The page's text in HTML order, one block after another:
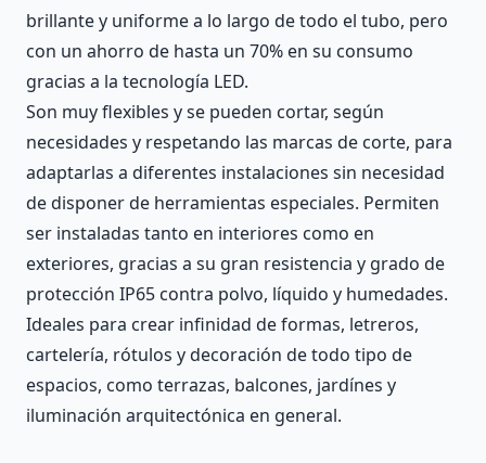
brillante y uniforme a lo largo de todo el tubo, pero
con un ahorro de hasta un 70% en su consumo
gracias a la tecnología LED.
Son muy flexibles y se pueden cortar, según
necesidades y respetando las marcas de corte, para
adaptarlas a diferentes instalaciones sin necesidad
de disponer de herramientas especiales. Permiten
ser instaladas tanto en interiores como en
exteriores, gracias a su gran resistencia y grado de
protección IP65 contra polvo, líquido y humedades.
Ideales para crear infinidad de formas, letreros,
cartelería, rótulos y decoración de todo tipo de
espacios, como terrazas, balcones, jardínes y
iluminación arquitectónica en general.